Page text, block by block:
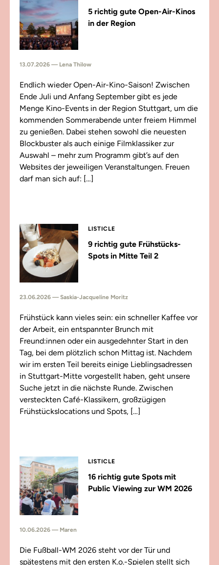
5 richtig gute Open-Air-Kinos
in der Region
13.07.2026 — Lena Thilow
Endlich wieder Open-Air-Kino-Saison! Zwischen
Ende Juli und Anfang September gibt es jede
Menge Kino-Events in der Region Stuttgart, um die
kommenden Sommerabende unter freiem Himmel
zu genießen. Dabei stehen sowohl die neuesten
Blockbuster als auch einige Filmklassiker zur
Auswahl – mehr zum Programm gibt’s auf den
Websites der jeweiligen Veranstaltungen. Freuen
darf man sich auf: […]
LISTICLE
9 richtig gute Frühstücks-
Spots in Mitte Teil 2
23.06.2026 — Saskia-Jacqueline Moritz
Frühstück kann vieles sein: ein schneller Kaffee vor
der Arbeit, ein entspannter Brunch mit
Freund:innen oder ein ausgedehnter Start in den
Tag, bei dem plötzlich schon Mittag ist. Nachdem
wir im ersten Teil bereits einige Lieblingsadressen
in Stuttgart-Mitte vorgestellt haben, geht unsere
Suche jetzt in die nächste Runde. Zwischen
versteckten Café-Klassikern, großzügigen
Frühstückslocations und Spots, […]
LISTICLE
16 richtig gute Spots mit
Public Viewing zur WM 2026
10.06.2026 — Maren
Die Fußball-WM 2026 steht vor der Tür und
spätestens mit den ersten K.o.-Spielen stellt sich